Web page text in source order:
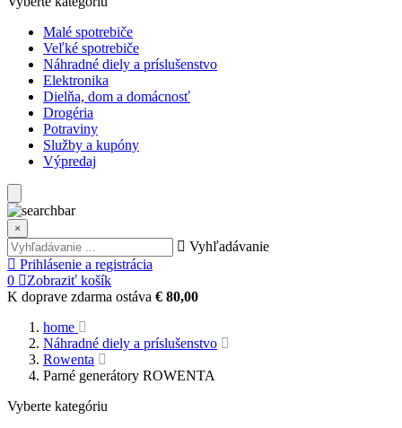
Malé spotrebiče
Veľké spotrebiče
Náhradné diely a príslušenstvo
Elektronika
Dielňa, dom a domácnosť
Drogéria
Potraviny
Služby a kupóny
Výpredaj
×
Vyhľadávanie
Prihlásenie a registrácia
0
Zobraziť košík
K doprave zdarma ostáva € 80,00
home
Náhradné diely a príslušenstvo
Rowenta
Parné generátory ROWENTA
Vyberte kategóriu